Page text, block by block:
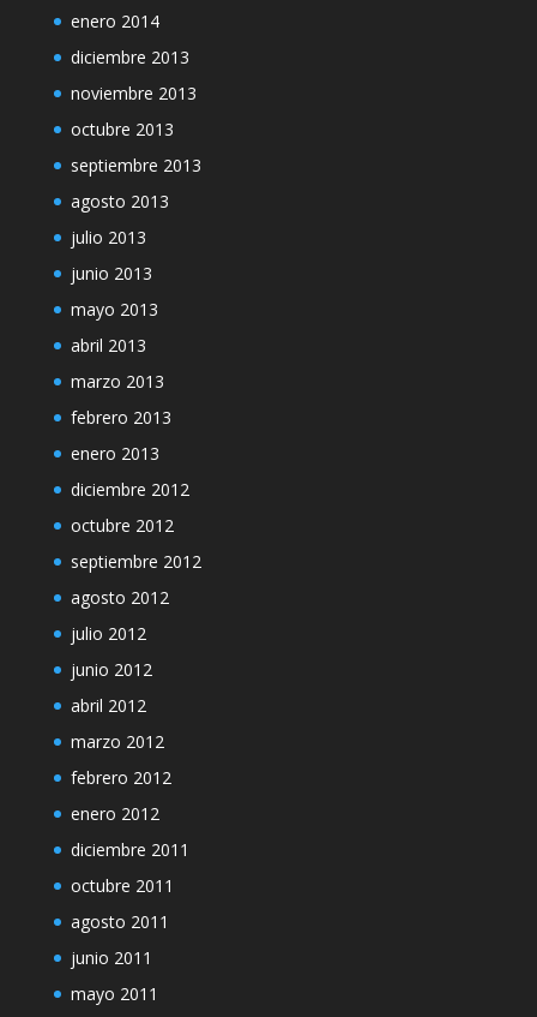
enero 2014
diciembre 2013
noviembre 2013
octubre 2013
septiembre 2013
agosto 2013
julio 2013
junio 2013
mayo 2013
abril 2013
marzo 2013
febrero 2013
enero 2013
diciembre 2012
octubre 2012
septiembre 2012
agosto 2012
julio 2012
junio 2012
abril 2012
marzo 2012
febrero 2012
enero 2012
diciembre 2011
octubre 2011
agosto 2011
junio 2011
mayo 2011